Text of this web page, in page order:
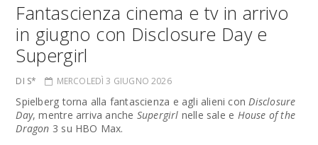
Fantascienza cinema e tv in arrivo
in giugno con Disclosure Day e
Supergirl
DI S* MERCOLEDÌ 3 GIUGNO 2026
Spielberg torna alla fantascienza e agli alieni conDisclosure
Day, mentre arriva anche Supergirl nelle sale e House of the
Dragon 3 su HBO Max.